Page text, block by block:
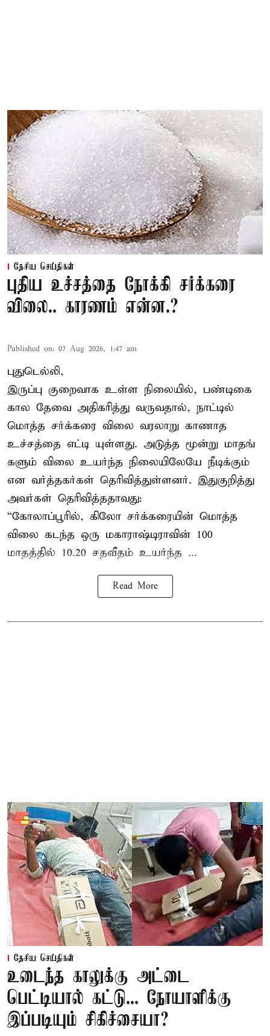
தேசிய செய்திகள்
புதிய உச்சத்தை நோக்கி சர்க்கரை
விலை.. காரணம் என்ன.?
Published on: 07 Aug 2026, 1:47 am
புதுடெல்லி,
இருப்பு குறைவாக உள்ள நிலையில், பண்டிகை
கால தேவை அதிகரித்து வருவதால், நாட்டில்
மொத்த சர்க்கரை விலை வரலாறு காணாத
உச்சத்தை எட்டி யுள்ளது. அடுத்த மூன்று மாதங்
களும் விலை உயர்ந்த நிலையிலேயே நீடிக்கும்
என வர்த்தகர்கள் தெரிவித்துள்ளனர். இதுகுறித்து
அவர்கள் தெரிவித்ததாவது:
“கோலாப்பூரில், கிலோ சர்க்கரையின் மொத்த
விலை கடந்த ஒரு மகாராஷ்டிராவின் 100
மாதத்தில் 10.20 சதவீதம் உயர்ந்த ...
Read More
தேசிய செய்திகள்
உடைந்த காலுக்கு அட்டை
பெட்டியால் கட்டு... நோயாளிக்கு
இப்படியும் சிகிச்சையா?